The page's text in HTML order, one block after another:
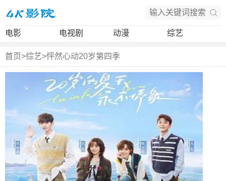
电影 电视剧 动漫 综艺
首页>综艺>怦然心动20岁第四季